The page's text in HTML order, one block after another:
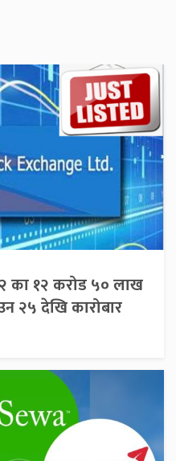
का १२ करोड ५० लाख
२५ देखि कारोबार